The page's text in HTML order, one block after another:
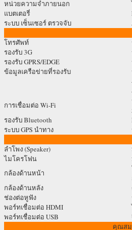
หน่วยความจำภายนอก
แบตเตอรี่
ระบบ เซ็นเซอร์ ตรวจจับ
โทรศัพท์
รองรับ 3G
รองรับ GPRS/EDGE
ข้อมูลเครือข่ายที่รองรับ
การเชื่อมต่อ Wi-Fi
รองรับ Bluetooth
ระบบ GPS นำทาง
ลำโพง (Speaker)
ไมโครโฟน
กล้องด้านหน้า
กล้องด้านหลัง
ช่องต่อหูฟัง
พอร์ทเชื่อมต่อ HDMI
พอร์ทเชื่อมต่อ USB
คุณสม